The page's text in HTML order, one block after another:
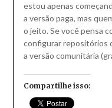
estou apenas
a versão paga, mas
o jeito. Se você pensa
configurar repositórios
a versão comunitária
Compartilhe isso: